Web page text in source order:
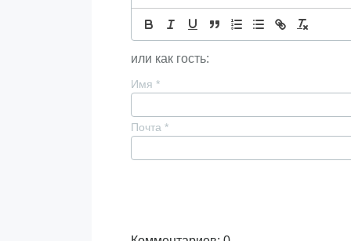
или как гость:
Имя *
Почта *